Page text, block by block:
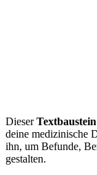
DieserTextbaustein
deine medizinische
ihn, um Befunde,
gestalten.